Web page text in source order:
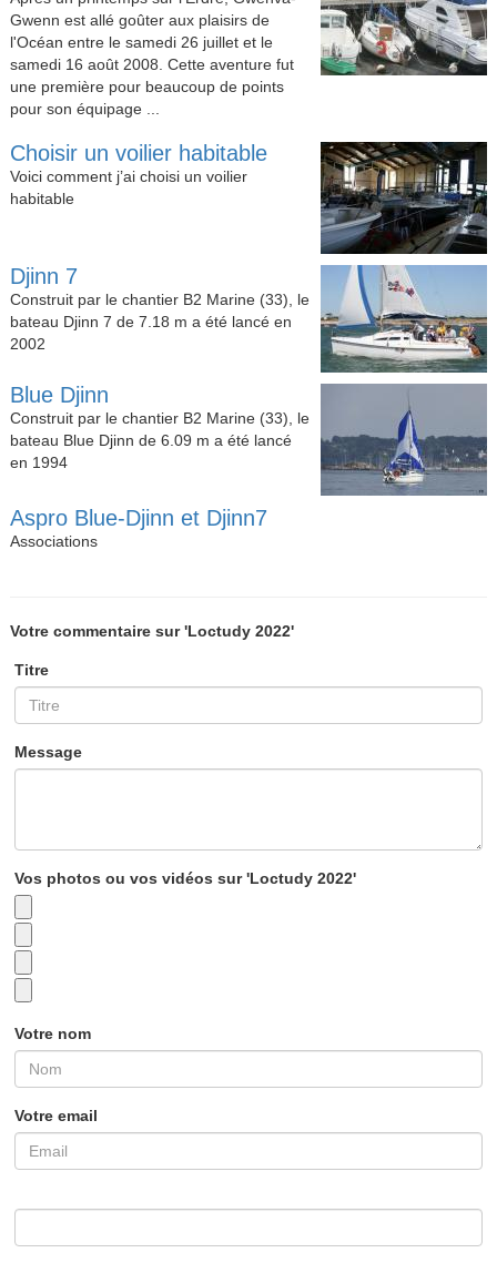
Gwenn est allé goûter aux plaisirs de
l'Océan entre le samedi 26 juillet et le
samedi 16 août 2008. Cette aventure fut
une première pour beaucoup de points
pour son équipage ...
Choisir un voilier habitable
Voici comment j’ai choisi un voilier
habitable
Djinn 7
Construit par le chantier B2 Marine (33), le
bateau Djinn 7 de 7.18 m a été lancé en
2002
Blue Djinn
Construit par le chantier B2 Marine (33), le
bateau Blue Djinn de 6.09 m a été lancé
en 1994
Aspro Blue-Djinn et Djinn7
Associations
Votre commentaire sur 'Loctudy 2022'
Titre
Message
Vos photos ou vos vidéos sur 'Loctudy 2022'
Votre nom
Votre email